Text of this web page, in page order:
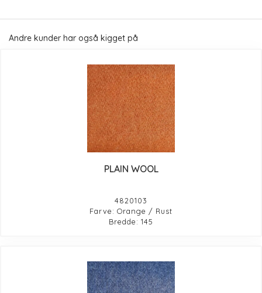
Andre kunder har også kigget på
PLAIN WOOL
4820103
Farve: Orange / Rust
Bredde: 145